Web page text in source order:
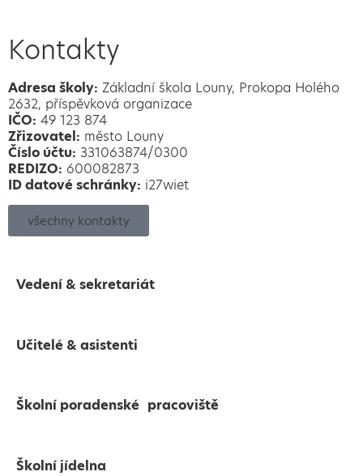
Kontakty
Adresa školy: Základní škola Louny, Prokopa Holého
2632, příspěvková organizace
IČO: 49 123 874
Zřizovatel: město Louny
Číslo účtu: 331063874/0300
REDIZO: 600082873
ID datové schránky: i27wiet
všechny kontakty
Vedení & sekretariát
Učitelé & asistenti
Školní poradenské pracoviště
Školní jídelna